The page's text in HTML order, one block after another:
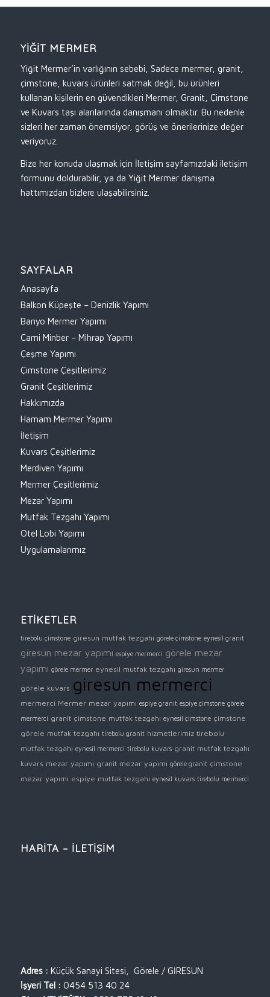
YİĞİT MERMER
Yiğit Mermer’in varlığının sebebi, Sadece mermer, granit,
çimstone, kuvars ürünleri satmak değil, bu ürünleri
kullanan kişilerin en güvendikleri Mermer, Granit, Çimstone
ve Kuvars taşı alanlarında danışmanı olmaktır. Bu nedenle
sizleri her zaman önemsiyor, görüş ve önerilerinize değer
veriyoruz.
Bize her konuda ulaşmak için İletişim sayfamızdaki iletişim
formunu doldurabilir, ya da Yiğit Mermer danışma
hattımızdan bizlere ulaşabilirsiniz.
SAYFALAR
Anasayfa
Balkon Küpeşte – Denizlik Yapımı
Banyo Mermer Yapımı
Cami Minber – Mihrap Yapımı
Çeşme Yapımı
Çimstone Çeşitlerimiz
Granit Çeşitlerimiz
Hakkımızda
Hamam Mermer Yapımı
İletişim
Kuvars Çeşitlerimiz
Merdiven Yapımı
Mermer Çeşitlerimiz
Mezar Yapımı
Mutfak Tezgahı Yapımı
Otel Lobi Yapımı
Uygulamalarımız
ETİKETLER
tirebolu çimstone giresun mutfak tezgahı görele çimstone eynesil granit
giresun mezar yapımı espiye mermerci görele mezar
yapımı görele mermer eynesil mutfak tezgahı giresun mermer
görele kuvars giresun mermerci
mermerci Mermer mezar yapımı espiye granit espiye çimstone görele
mermerci granit çimstone mutfak tezgahı eynesil çimstone çimstone
görele mutfak tezgahı tirebolu granit hizmetlerimiz tirebolu
mutfak tezgahı eynesil mermerci tirebolu kuvars granit mutfak tezgahı
kuvars mezar yapımı granit mezar yapımı görele granit çimstone
mezar yapımı espiye mutfak tezgahı eynesil kuvars tirebolu mermerci
HARİTA – İLETİŞİM
Adres : Küçük Sanayi Sitesi, Görele / GİRESUN
İşyeri Tel : 0454 513 40 24